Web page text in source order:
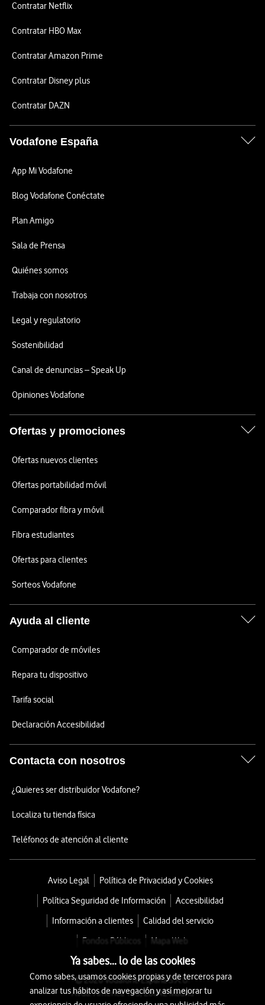
Contratar Netflix
Contratar HBO Max
Contratar Amazon Prime
Contratar Disney plus
Contratar DAZN
Vodafone España
App Mi Vodafone
Blog Vodafone Conéctate
Plan Amigo
Sala de Prensa
Quiénes somos
Trabaja con nosotros
Legal y regulatorio
Sostenibilidad
Canal de denuncias – Speak Up
Opiniones Vodafone
Ofertas y promociones
Ofertas nuevos clientes
Ofertas portabilidad móvil
Comparador fibra y móvil
Fibra estudiantes
Ofertas para clientes
Sorteos Vodafone
Ayuda al cliente
Comparador de móviles
Repara tu dispositivo
Tarifa social
Declaración Accesibilidad
Contacta con nosotros
¿Quieres ser distribuidor Vodafone?
Localiza tu tienda física
Teléfonos de atención al cliente
Aviso Legal
Política de Privacidad y Cookies
Política Seguridad de Información
Accesibilidad
Información a clientes
Calidad del servicio
Fondos Públicos
Mapa Web
© 2026 Vodafone España S.A.U.
Avda. América 115, 28042 Madrid
Ya sabes... lo de las cookies
Como sabes, usamos cookies propias y de terceros para
analizar tus hábitos de navegación y así mejorar tu